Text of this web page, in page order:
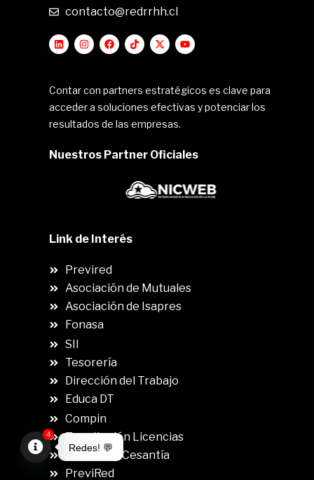
contacto@redrrhh.cl
Contar con partners estratégicos es clave para
acceder a soluciones efectivas y potenciar los
resultados de las empresas.
Nuestros Partner Oficiales
Link de Interés
Previred
Asociación de Mutuales
Asociación de Isapres
Fonasa
SII
Tesorería
Dirección del Trabajo
Educa DT
.
Compin
Tramitación Licencias
Seguro de Cesantía
PreviRed
Redes! 💬
Open
4